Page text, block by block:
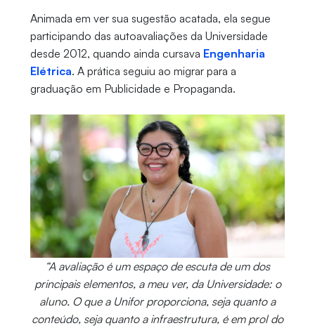
Animada em ver sua sugestão acatada, ela segue
participando das autoavaliações da Universidade
desde 2012, quando ainda cursava Engenharia
Elétrica. A prática seguiu ao migrar para a
graduação em Publicidade e Propaganda.
“A avaliação é um espaço de escuta de um dos
principais elementos, a meu ver, da Universidade: o
aluno. O que a Unifor proporciona, seja quanto a
conteúdo, seja quanto a infraestrutura, é em prol do